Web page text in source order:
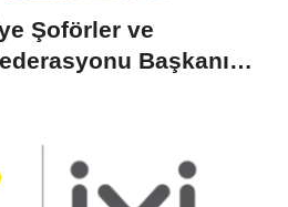
Şoförler ve
Başkanı